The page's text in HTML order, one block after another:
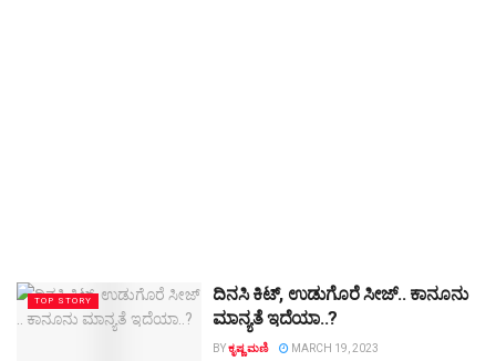
TOP STORY
ದಿನಸಿ ಕಿಟ್​, ಉಡುಗೊರೆ ಸೀಜ್​.. ಕಾನೂನು
ಮಾನ್ಯತೆ ಇದೆಯಾ..?
BYಕೃಷ್ಣ ಮಣಿ MARCH 19, 2023